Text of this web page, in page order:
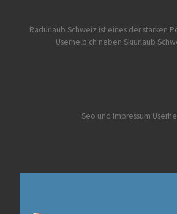
Radurlaub Schweiz ist eines der starken
Userhelp.ch neben Skiurlaub
Seo und Impressum